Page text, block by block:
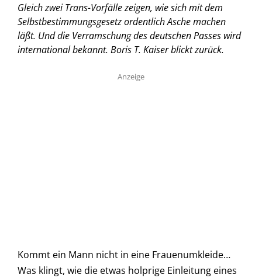
Gleich zwei Trans-Vorfälle zeigen, wie sich mit dem
Selbstbestimmungsgesetz ordentlich Asche machen
läßt. Und die Verramschung des deutschen Passes wird
international bekannt. Boris T. Kaiser blickt zurück.
Anzeige
Kommt ein Mann nicht in eine Frauenumkleide…
Was klingt, wie die etwas holprige Einleitung eines